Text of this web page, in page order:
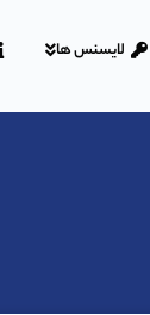
لایسنس ها